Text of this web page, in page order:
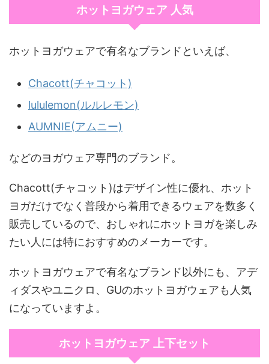
ホットヨガウェア 人気
ホットヨガウェアで有名なブランドといえば、
Chacott(チャコット)
lululemon(ルルレモン)
AUMNIE(アムニー)
などのヨガウェア専門のブランド。
Chacott(チャコット)はデザイン性に優れ、ホット
ヨガだけでなく普段から着用できるウェアを数多く
販売しているので、おしゃれにホットヨガを楽しみ
たい人には特におすすめのメーカーです。
ホットヨガウェアで有名なブランド以外にも、アデ
ィダスやユニクロ、GUのホットヨガウェアも人気
になっていますよ。
ホットヨガウェア 上下セット